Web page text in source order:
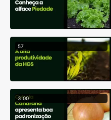
57
3 :00